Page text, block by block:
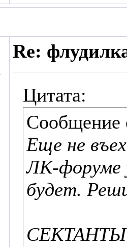
Re:
Цитата:
Сообщение
Еще не
ЛК-форуме
будет.